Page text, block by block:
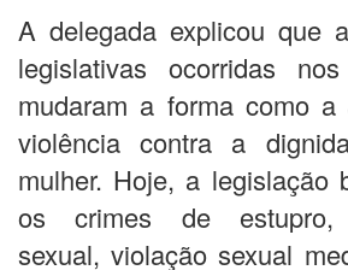
A delegada explicou que
legislativas ocorridas
mudaram a forma como
violência contra a
mulher. Hoje, a legislação
os crimes de estupro,
sexual, violação sexual